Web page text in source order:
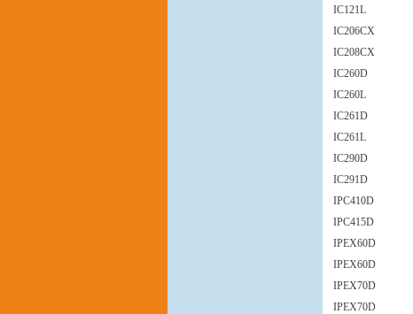
IC121L
IC206CX
IC208CX
IC260D
IC260L
IC261D
IC261L
IC290D
IC291D
IPC410D
IPC415D
IPEX60D
IPEX60D
IPEX70D
IPEX70D